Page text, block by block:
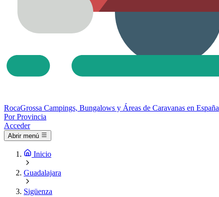
RocaGrossa Campings, Bungalows y Áreas de Caravanas en España
Por Provincia
Acceder
Abrir menú
Inicio
Guadalajara
Sigüenza